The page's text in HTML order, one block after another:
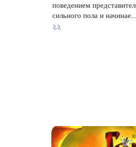
поведением
сильного пола и начинае...
>>